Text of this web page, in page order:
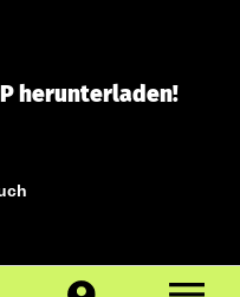
herunterladen!